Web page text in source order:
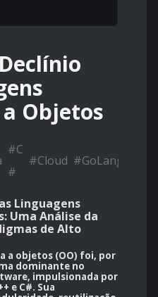
Objetos
#C
#
#Cloud #GoLang
Linguagens
Uma Análise da
de Alto
a objetos (OO) foi, por
dominante no
impulsionada por
e C#. Sua